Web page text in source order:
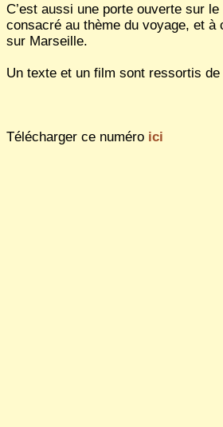
C’est aussi une porte ouverte sur
consacré au thème du voyage, et à
sur Marseille.
Un texte et un film sont ressortis
Télécharger ce numéro ici